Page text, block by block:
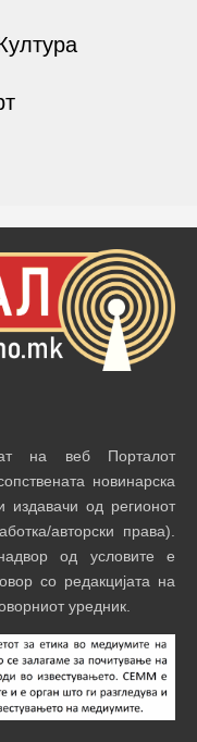
на веб Порталот
новинарска
издавачи од регионот
авторски права).
од условите е
со редакцијата на
уредник.